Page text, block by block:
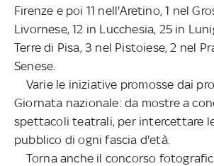
Firenze e poi 11 nell'Aretino, 1 nel
Livornese, 12 in Lucchesia, 25 in
Terre di Pisa, 3 nel Pistoiese, 2 nel
Senese.
Varie le iniziative promosse dai
Giornata nazionale: da mostre a
spettacoli teatrali, per intercettare
pubblico di ogni fascia d'età.
Torna anche il concorso